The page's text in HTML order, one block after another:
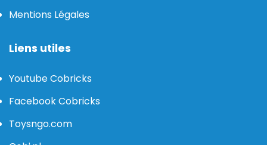
Mentions Légales
Liens utiles
Youtube Cobricks
Facebook Cobricks
Toysngo.com